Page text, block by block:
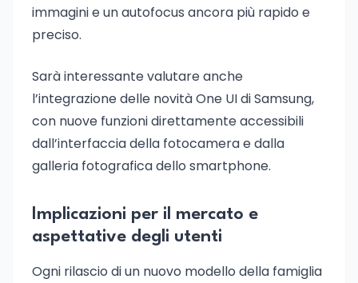
immagini e un autofocus ancora più rapido e
preciso.
Sarà interessante valutare anche
l’integrazione delle novità One UI di Samsung,
con nuove funzioni direttamente accessibili
dall’interfaccia della fotocamera e dalla
galleria fotografica dello smartphone.
Implicazioni per il mercato e
aspettative degli utenti
Ogni rilascio di un nuovo modello della famiglia